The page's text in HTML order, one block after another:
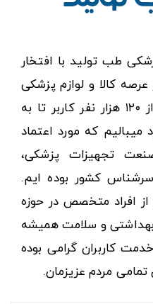
طب تولید با افتخار
در عرصه کالا و لوازم پزشکی
توانسته مورد اعتماد بیش از ۱۲۰ هزار نفر کاربر تا به
میبالیم که مورد اعتماد
تجهیزات پزشکی،
کشور بوده ایم.
افراد متخصص در حوزه
و سلامت همیشه
کاربران گرامی بوده
مردم عزیزمان.